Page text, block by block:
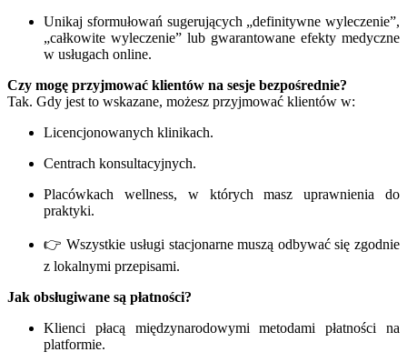
Unikaj sformułowań sugerujących „definitywne wyleczenie”,
„całkowite wyleczenie” lub gwarantowane efekty medyczne
w usługach online.
Czy mogę przyjmować klientów na sesje bezpośrednie?
Tak. Gdy jest to wskazane, możesz przyjmować klientów w:
Licencjonowanych klinikach.
Centrach konsultacyjnych.
Placówkach wellness, w których masz uprawnienia do
praktyki.
👉 Wszystkie usługi stacjonarne muszą odbywać się zgodnie
z lokalnymi przepisami.
Jak obsługiwane są płatności?
Klienci płacą międzynarodowymi metodami płatności na
platformie.